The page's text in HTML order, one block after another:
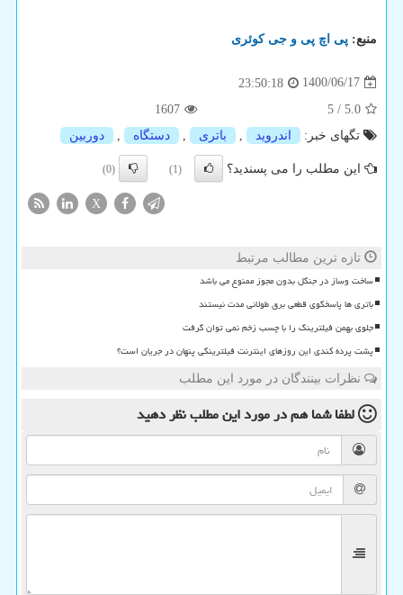
منبع: پی اچ پی و جی كوئری
1400/06/17
23:50:18
5.0
/
5
1607
تگهای خبر:
اندروید , باتری , دستگاه , دوربین
این مطلب را می پسندید؟ (1)
(0)
X
تازه ترین مطالب مرتبط
ساخت وساز در جنگل بدون مجوز ممنوع می باشد
باتری ها پاسخگوی قطعی برق طولانی مدت نیستند
جلوی بهمن فیلترینگ را با چسب زخم نمی توان گرفت
پشت پرده کندی این روزهای اینترنت فیلترینگی پنهان در جریان است؟
نظرات بینندگان در مورد این مطلب
لطفا شما همدر مورد این مطلبنظر دهید